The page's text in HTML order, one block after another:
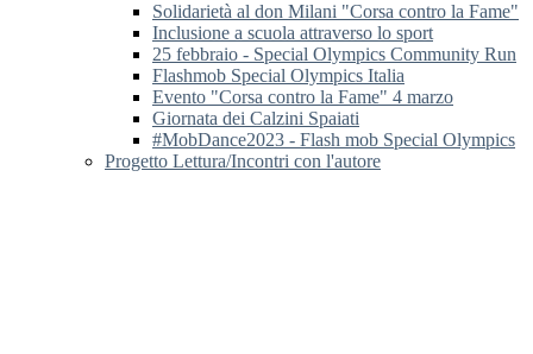
Solidarietà al don Milani "Corsa contro la Fame"
Inclusione a scuola attraverso lo sport
25 febbraio - Special Olympics Community Run
Flashmob Special Olympics Italia
Evento "Corsa contro la Fame" 4 marzo
Giornata dei Calzini Spaiati
#MobDance2023 - Flash mob Special Olympics
Progetto Lettura/Incontri con l'autore